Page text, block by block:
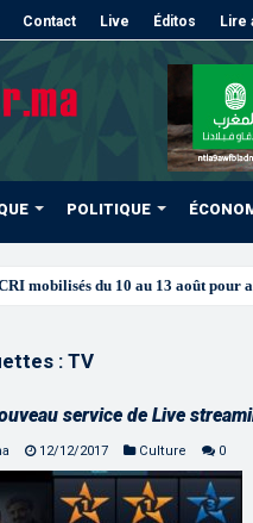
Contact Live Éditos Lire
POLITIQUE
mobilisés du 10 au 13 août pour
: TV
service de Live
12/12/2017 Culture 0